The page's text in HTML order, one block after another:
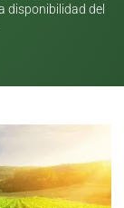
disponibilidad del